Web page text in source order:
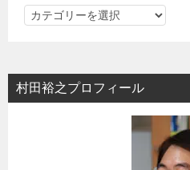
カ
リ
ー
村田裕之プロフィール